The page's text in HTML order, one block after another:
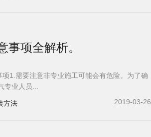
事项全解析。
1.需要注意非专业施工可能会有危险。为了确
业人员...
方法 2019-03-26